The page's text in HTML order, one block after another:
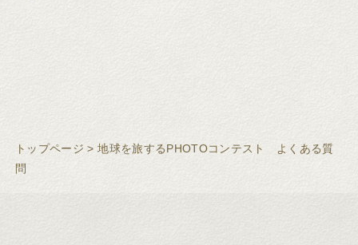
トップページ > 地球を旅するPHOTOコンテスト よくある質
問